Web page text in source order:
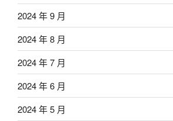
2024 年 9 月
2024 年 8 月
2024 年 7 月
2024 年 6 月
2024 年 5 月